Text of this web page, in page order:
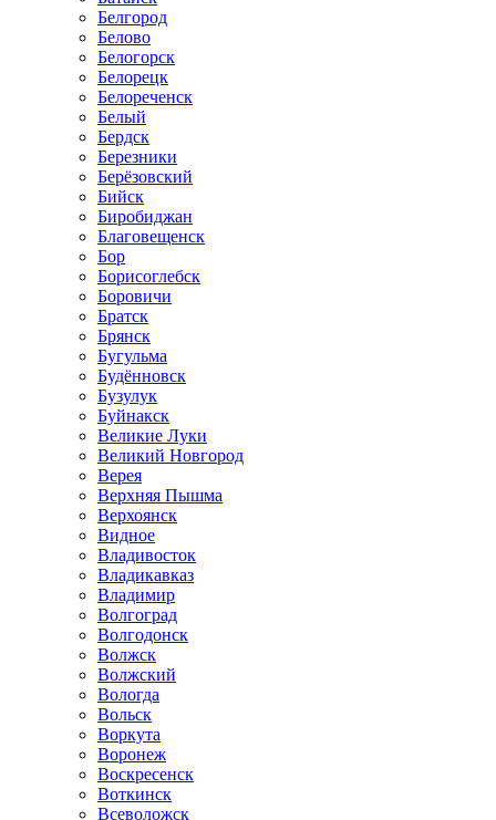
Белгород
Белово
Белогорск
Белорецк
Белореченск
Белый
Бердск
Березники
Берёзовский
Бийск
Биробиджан
Благовещенск
Бор
Борисоглебск
Боровичи
Братск
Брянск
Бугульма
Будённовск
Бузулук
Буйнакск
Великие Луки
Великий Новгород
Верея
Верхняя Пышма
Верхоянск
Видное
Владивосток
Владикавказ
Владимир
Волгоград
Волгодонск
Волжск
Волжский
Вологда
Вольск
Воркута
Воронеж
Воскресенск
Воткинск
Всеволожск